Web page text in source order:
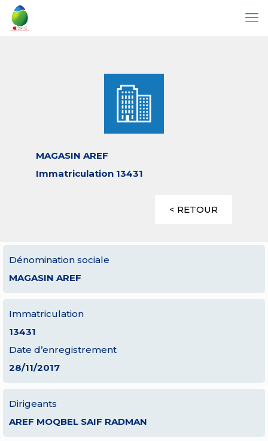
MAGASIN AREF
Immatriculation 13431
< RETOUR
Dénomination sociale
MAGASIN AREF
Immatriculation
13431
Date d’enregistrement
28/11/2017
Dirigeants
AREF MOQBEL SAIF RADMAN